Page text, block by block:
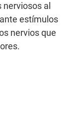
al
estímulos
nervios que